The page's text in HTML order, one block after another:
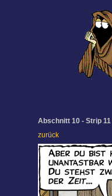
Abschnitt 10 - Strip 11
zurück